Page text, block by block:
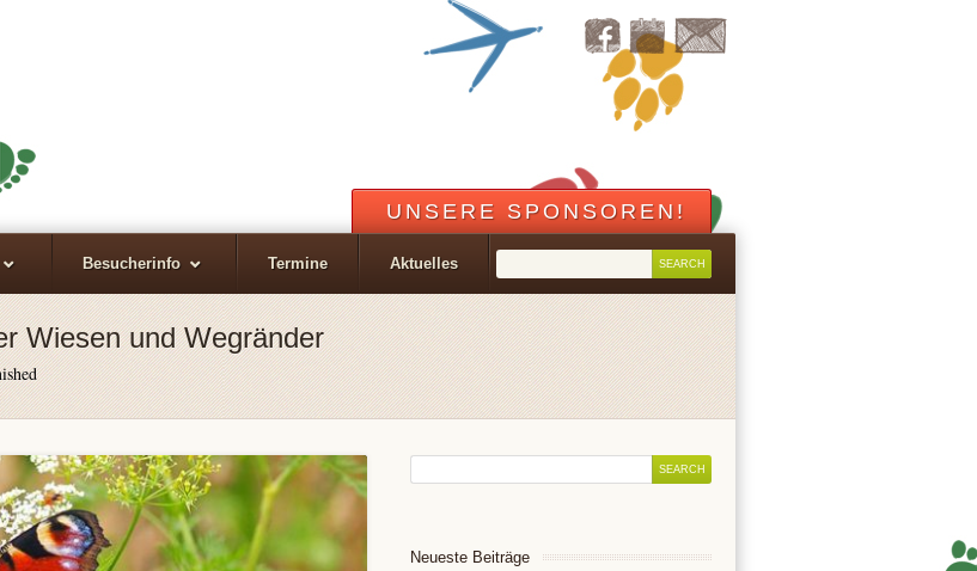
UNSERE SPONSOREN!
Besucherinfo Termine Aktuelles
Wiesen und Wegränder
Neueste Beiträge